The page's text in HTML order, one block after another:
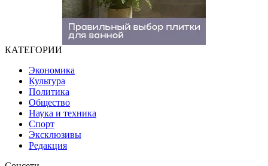
КАТЕГОРИИ
Экономика
Культура
Политика
Общество
Наука и техника
Спорт
Эксклюзивы
Редакция